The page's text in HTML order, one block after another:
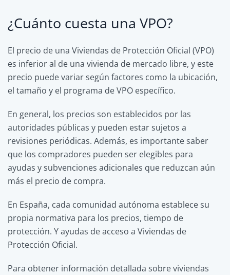
¿Cuánto cuesta una VPO?
El precio de una Viviendas de Protección Oficial (VPO)
es inferior al de una vivienda de mercado libre, y este
precio puede variar según factores como la ubicación,
el tamaño y el programa de VPO específico.
En general, los precios son establecidos por las
autoridades públicas y pueden estar sujetos a
revisiones periódicas. Además, es importante saber
que los compradores pueden ser elegibles para
ayudas y subvenciones adicionales que reduzcan aún
más el precio de compra.
En España, cada comunidad autónoma establece su
propia normativa para los precios, tiempo de
protección. Y ayudas de acceso a Viviendas de
Protección Oficial.
Para obtener información detallada sobre viviendas